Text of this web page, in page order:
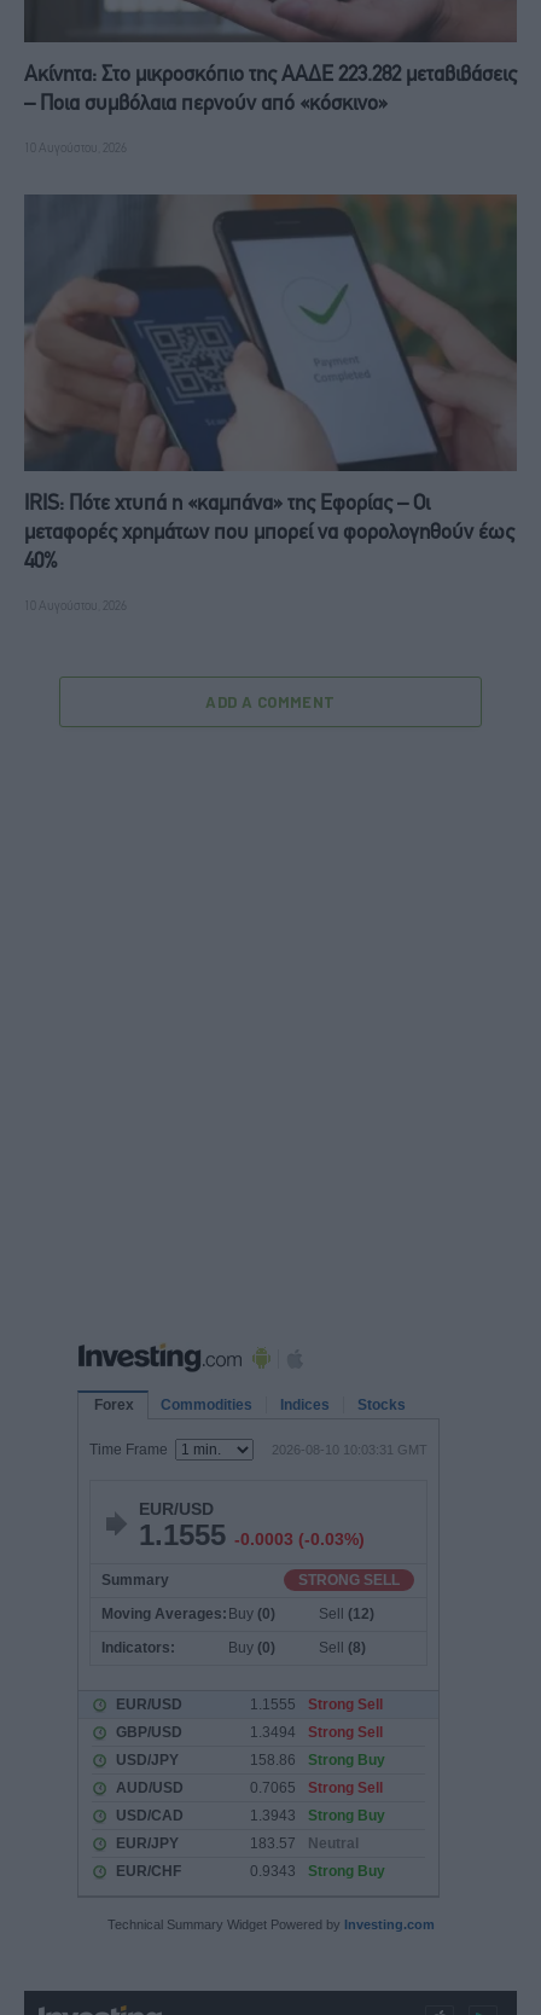
Ακίνητα: Στο μικροσκόπιο της ΑΑΔΕ 223.282 μεταβιβάσεις
– Ποια συμβόλαια περνούν από «κόσκινο»
10 Αυγούστου, 2026
IRIS: Πότε χτυπά η «καμπάνα» της Εφορίας – Οι
μεταφορές χρημάτων που μπορεί να φορολογηθούν έως
40%
10 Αυγούστου, 2026
ADD A COMMENT
Technical Summary Widget Powered by Investing.com